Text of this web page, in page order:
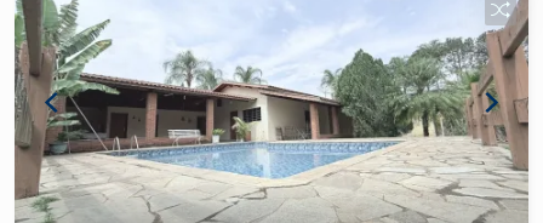
sua visita pelo (19) 99608-4334 ou consulte um
corretor especialista da Frias Neto Consultoria
Imobiliária.